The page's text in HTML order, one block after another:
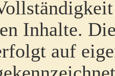
Inhalte.
auf